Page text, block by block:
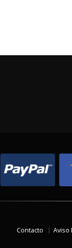
Contacto Aviso